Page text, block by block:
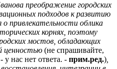
преображение городских
подходов к развитию
о привлекательности облика
корнях, поэтому
мостов, обладающих
ценностью (не спрашивайте,
нас нет ответа. - прим.ред.)